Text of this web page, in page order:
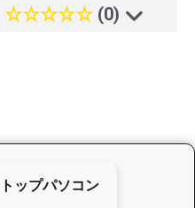
☆☆☆☆☆ (0)
ップパソコン